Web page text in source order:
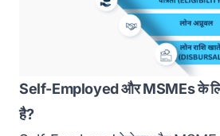
Self-Employed और MSMEs के लिए
है?